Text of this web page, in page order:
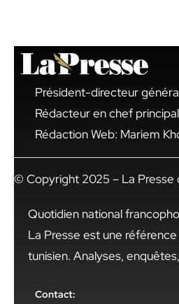
Président-directeur
Rédacteur en chef
Rédaction Web: Mariem
© Copyright 2025 – La Presse
Quotidien national
La Presse est une
tunisien. Analyses,
Contact: